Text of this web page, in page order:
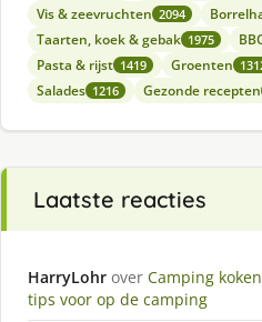
Vis & zeevruchten 2094
Taarten, koek & gebak 1975
Pasta & rijst 1419 Groenten
Salades 1216 Gezonde recepten
Laatste reacties
HarryLohr over Camping
tips voor op de camping